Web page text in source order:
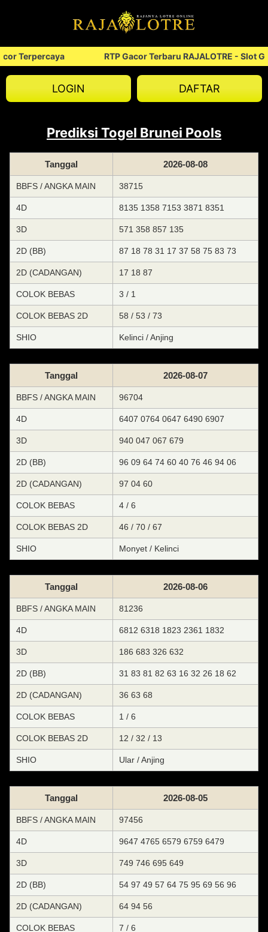
Terpercaya RTP Gacor Terbaru RAJALOTRE - Slot
LOGIN DAFTAR
Prediksi Togel Brunei Pools
Tanggal 2026-08-08
BBFS / ANGKA MAIN 38715
4D 8135 1358 7153 3871 8351
3D 571 358 857 135
2D (BB) 87 18 78 31 17 37 58 75 83 73
2D (CADANGAN) 17 18 87
COLOK BEBAS 3 / 1
COLOK BEBAS 2D 58 / 53 / 73
SHIO Kelinci / Anjing
Tanggal 2026-08-07
BBFS / ANGKA MAIN 96704
4D 6407 0764 0647 6490 6907
3D 940 047 067 679
2D (BB) 96 09 64 74 60 40 76 46 94 06
2D (CADANGAN) 97 04 60
COLOK BEBAS 4 / 6
COLOK BEBAS 2D 46 / 70 / 67
SHIO Monyet / Kelinci
Tanggal 2026-08-06
BBFS / ANGKA MAIN 81236
4D 6812 6318 1823 2361 1832
3D 186 683 326 632
2D (BB) 31 83 81 82 63 16 32 26 18 62
2D (CADANGAN) 36 63 68
COLOK BEBAS 1 / 6
COLOK BEBAS 2D 12 / 32 / 13
SHIO Ular / Anjing
Tanggal 2026-08-05
BBFS / ANGKA MAIN 97456
4D 9647 4765 6579 6759 6479
3D 749 746 695 649
2D (BB) 54 97 49 57 64 75 95 69 56 96
2D (CADANGAN) 64 94 56
COLOK BEBAS 7 / 6